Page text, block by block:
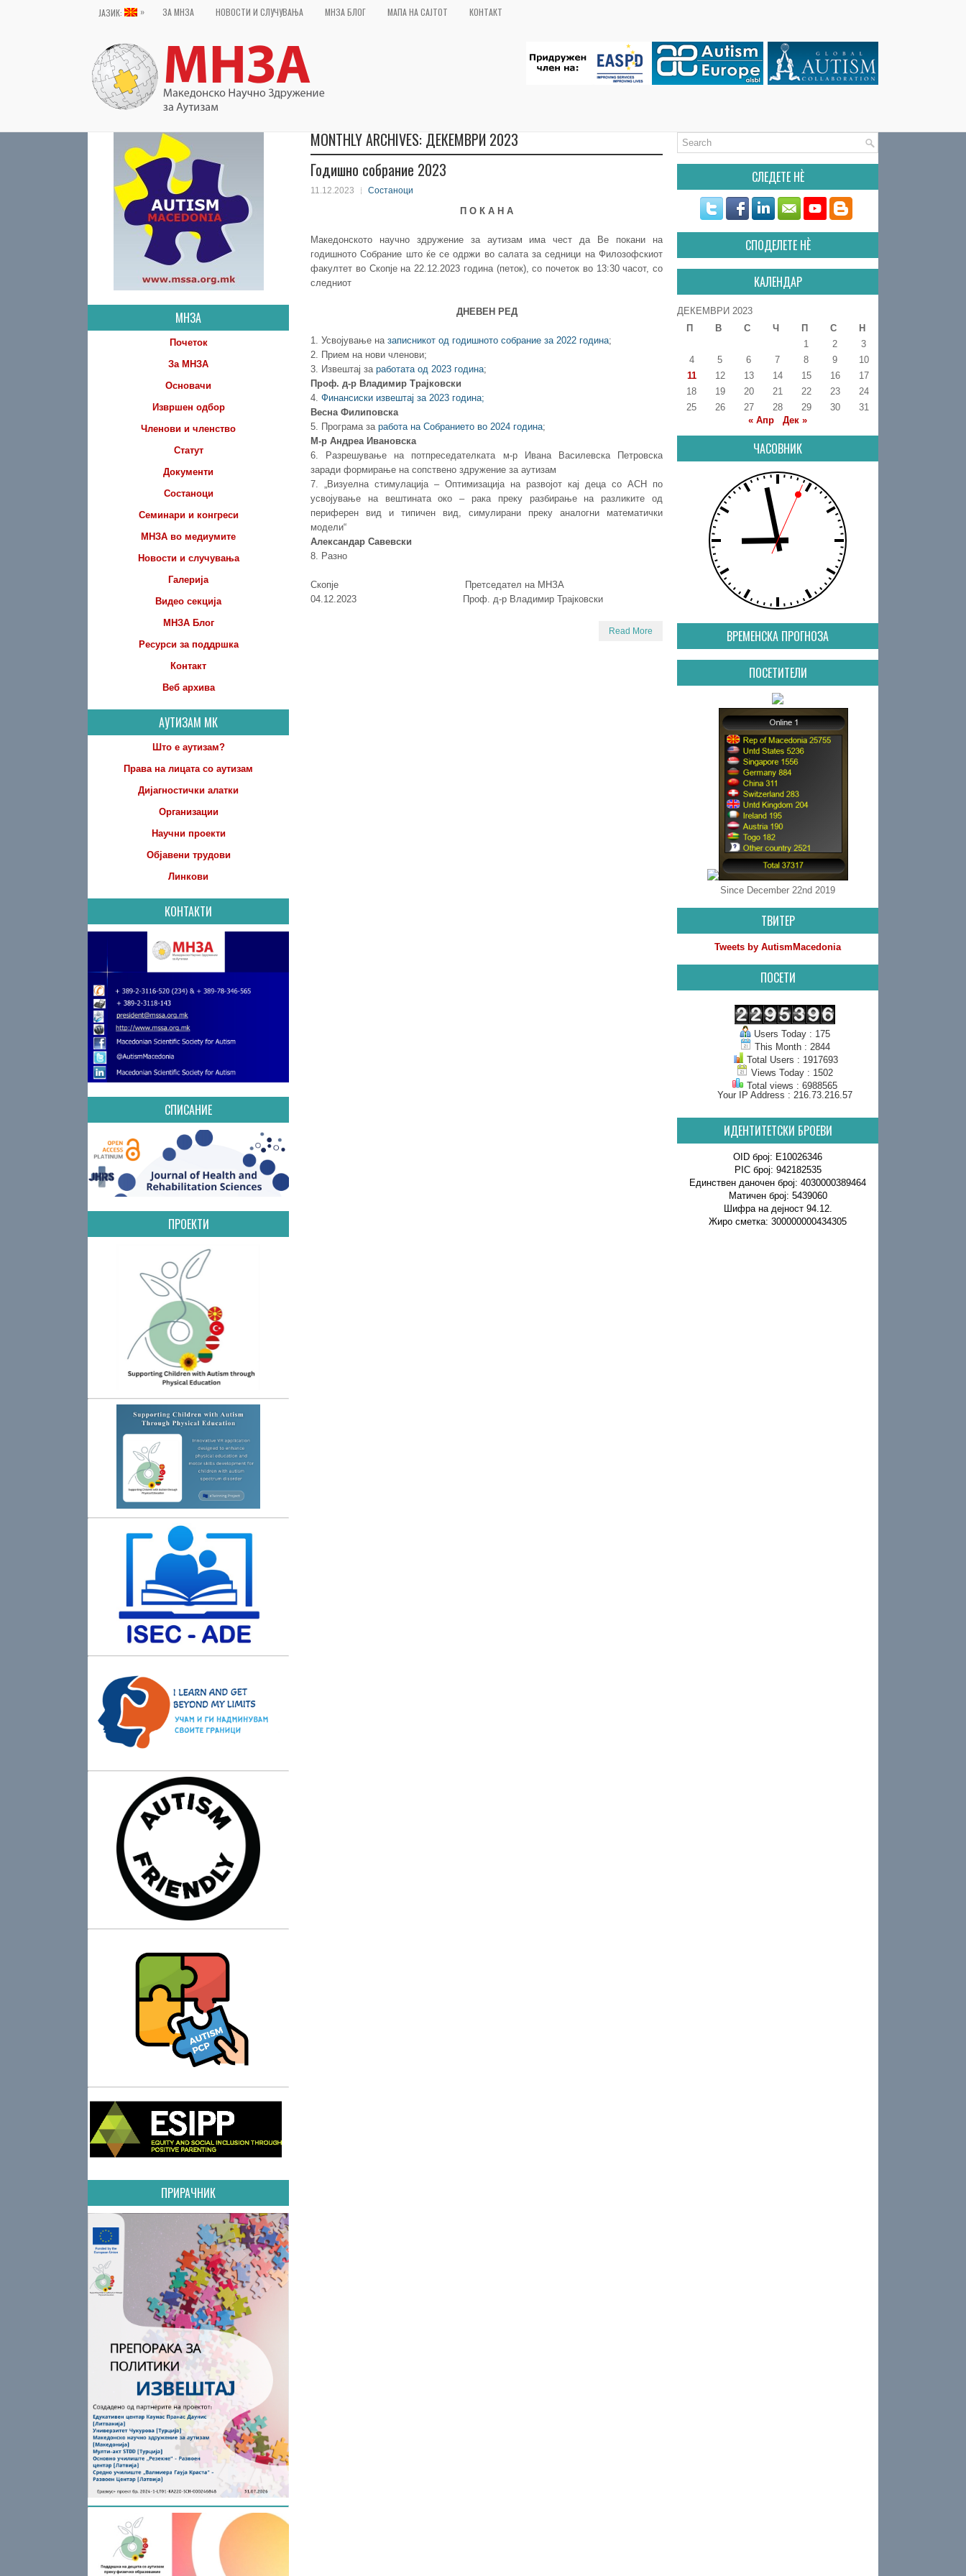
ЈАЗИК: » ЗА МНЗА НОВОСТИ И СЛУЧУВАЊА МНЗА БЛОГ МАПА НА САЈТОТ КОНТАКТ
MONTHLY ARCHIVES: ДЕКЕМВРИ 2023
Годишно собрание 2023
11.12.2023 Состаноци
П О К А Н А
Македонското научно здружение за аутизам има чест да Ве покани на
годишното Собрание што ќе се одржи во салата за седници на Филозофскиот
факултет во Скопје на 22.12.2023 година (петок), со почеток во 13:30 часот, со
следниот
ДНЕВЕН РЕД
1. Усвојување на записникот од годишното собрание за 2022 година;
2. Прием на нови членови;
3. Извештај за работата од 2023 година;
Проф. д-р Владимир Трајковски
4. Финансиски извештај за 2023 година;
Весна Филиповска
5. Програма за работа на Собранието во 2024 година;
М-р Андреа Ивановска
6. Разрешување на потпреседателката м-р Ивана Василевска Петровска
заради формирање на сопствено здружение за аутизам
7. „Визуелна стимулација – Оптимизација на развојот кај деца со АСН по
усвојување на вештината око – рака преку разбирање на разликите од
периферен вид и типичен вид, симулирани преку аналогни математички
модели“
Александар Савевски
8. Разно
Скопје Претседател на МНЗА
04.12.2023 Проф. д-р Владимир Трајковски
Read More
МНЗА
Почеток
За МНЗА
Основачи
Извршен одбор
Членови и членство
Статут
Документи
Состаноци
Семинари и конгреси
МНЗА во медиумите
Новости и случувања
Галерија
Видео секција
МНЗА Блог
Ресурси за поддршка
Контакт
Веб архива
АУТИЗАМ МК
Што е аутизам?
Права на лицата со аутизам
Дијагностички алатки
Организации
Научни проекти
Објавени трудови
Линкови
КОНТАКТИ
СПИСАНИЕ
ПРОЕКТИ
ПРИРАЧНИК
СЛЕДЕТЕ НÈ
СПОДЕЛЕТЕ НÈ
КАЛЕНДАР
ДЕКЕМВРИ 2023
П
В С Ч П С
Н
1
2
3
4
5 6 7 8 9
10
11
12 13 14 15 16
17
18
19 20 21 22 23
24
25
26 27 28 29 30
31
« Апр
Дек »
ЧАСОВНИК
ВРЕМЕНСКА ПРОГНОЗА
ПОСЕТИТЕЛИ
Since December 22nd 2019
ТВИТЕР
Tweets by AutismMacedonia
ПОСЕТИ
Users Today : 175
This Month : 2844
Total Users : 1917693
Views Today : 1502
Total views : 6988565
Your IP Address : 216.73.216.57
ИДЕНТИТЕТСКИ БРОЕВИ
OID број: E10026346
PIC број: 942182535
Единствен даночен број: 4030000389464
Матичен број: 5439060
Шифра на дејност 94.12.
Жиро сметка: 300000000434305